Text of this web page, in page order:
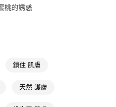
、不需儲值。
桃的誘惑
鎖住 肌膚
天然 護膚